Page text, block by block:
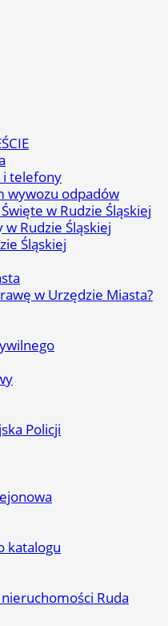
i telefony
wywozu odpadów
w Rudzie Śląskiej
w Rudzie Śląskiej
Śląskiej
w Urzędzie Miasta?
Policji
katalogu
Ruda